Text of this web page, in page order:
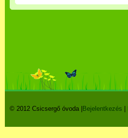
© 2012 Csicsergő óvoda | Bejelentkezés